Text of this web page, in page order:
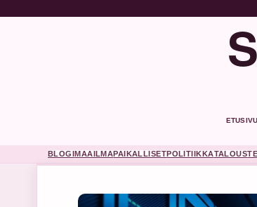
ETUSIVU
BLOGIMAAILMAPAIKALLISETPOLITIIKKATALOUS